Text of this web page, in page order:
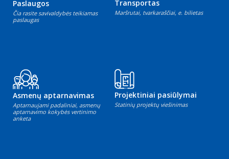
Paslaugos
Čia rasite savivaldybės teikiamas
paslaugas
Transportas
Maršrutai, tvarkaraščiai, e. bilietas
Asmenų aptarnavimas
Aptarnaujami padaliniai, asmenų
aptarnavimo kokybės vertinimo
anketa
Projektiniai pasiūlymai
Statinių projektų viešinimas